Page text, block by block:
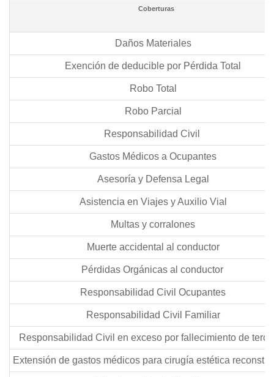
Coberturas
Daños Materiales
Exención de deducible por Pérdida Total
Robo Total
Robo Parcial
Responsabilidad Civil
Gastos Médicos a Ocupantes
Asesoría y Defensa Legal
Asistencia en Viajes y Auxilio Vial
Multas y corralones
Muerte accidental al conductor
Pérdidas Orgánicas al conductor
Responsabilidad Civil Ocupantes
Responsabilidad Civil Familiar
Responsabilidad Civil en exceso por fallecimiento de
Extensión de gastos médicos para cirugía estética